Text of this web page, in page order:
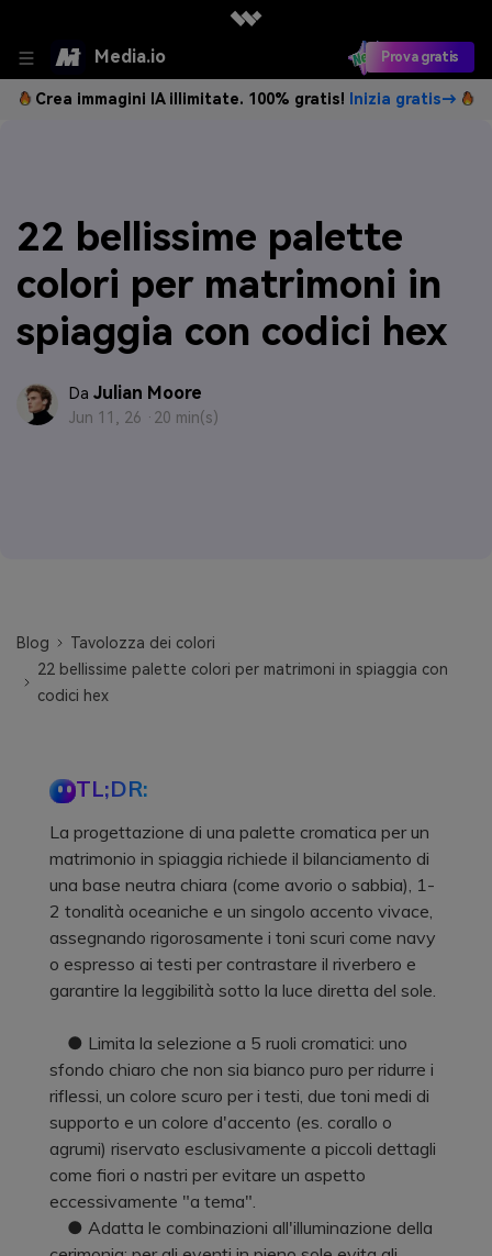
Media.io Prova gratis
Crea immagini IA illimitate. 100% gratis! Inizia gratis→
22 bellissime palette
colori per matrimoni in
spiaggia con codici hex
Da Julian Moore
Jun 11, 26 · 20 min(s)
Blog
Tavolozza dei colori
22 bellissime palette colori per matrimoni in spiaggia con
codici hex
TL;DR:
La progettazione di una palette cromatica per un
matrimonio in spiaggia richiede il bilanciamento di
una base neutra chiara (come avorio o sabbia), 1-
2 tonalità oceaniche e un singolo accento vivace,
assegnando rigorosamente i toni scuri come navy
o espresso ai testi per contrastare il riverbero e
garantire la leggibilità sotto la luce diretta del sole.
● Limita la selezione a 5 ruoli cromatici: uno
sfondo chiaro che non sia bianco puro per ridurre i
riflessi, un colore scuro per i testi, due toni medi di
supporto e un colore d'accento (es. corallo o
agrumi) riservato esclusivamente a piccoli dettagli
come fiori o nastri per evitare un aspetto
eccessivamente "a tema".
● Adatta le combinazioni all'illuminazione della